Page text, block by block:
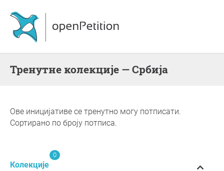
Тренутне колекције — Србија
Ове иницијативе се тренутно могу потписати.
Сортирано по броју потписа.
Колекције
0